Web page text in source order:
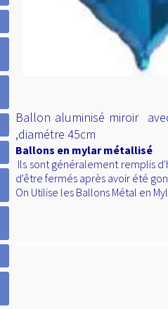
Ballon aluminisé miroir
,diamétre 45cm
Ballons en mylar métallisé
Ils sont généralement remplis
d'être fermés après avoir été
On Utilise les Ballons Métal en